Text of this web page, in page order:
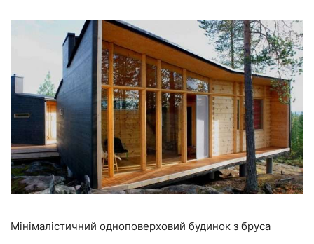
Мінімалістичний одноповерховий будинок з бруса